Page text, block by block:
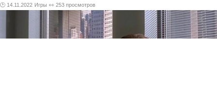
🕑 14.11.2022 Игры 👀 253 просмотров